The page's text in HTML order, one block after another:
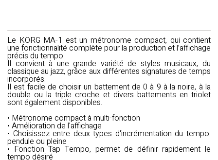
Le KORG MA-1 est un métronome compact, qui contient
une fonctionnalité complète pour la production et l’affichage
précis du tempo.
Il convient à une grande variété de styles musicaux, du
classique au jazz, grâce aux différentes signatures de temps
incorporés.
Il est facile de choisir un battement de 0 à 9 à la noire, à la
double ou la triple croche et divers battements en triolet
sont également disponibles.
• Métronome compact à multi-fonction
• Amélioration de l'affichage
• Choisissez entre deux types d'incrémentation du tempo:
pendule ou pleine
• Fonction Tap Tempo, permet de définir rapidement le
tempo désiré